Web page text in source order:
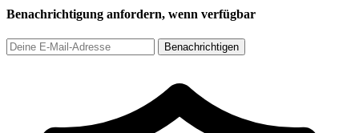
Benachrichtigung anfordern, wenn verfügbar
Benachrichtigen